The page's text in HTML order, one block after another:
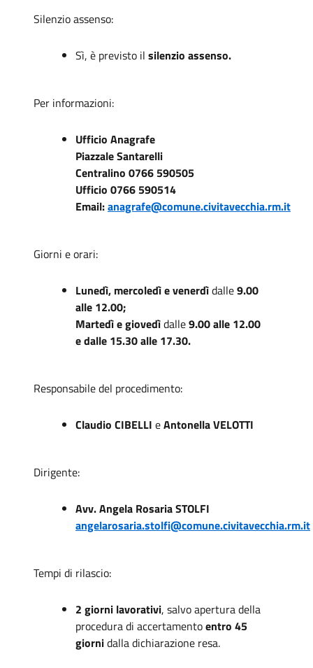
Silenzio assenso:
Sì, è previsto il silenzio assenso.
Per informazioni:
Ufficio Anagrafe
Piazzale Santarelli
Centralino 0766 590505
Ufficio 0766 590514
Email:anagrafe@comune.civitavecchia.rm.it
Giorni e orari:
Lunedì, mercoledì e venerdìdalle9.00
alle 12.00;
Martedì e giovedìdalle9.00 alle 12.00
e dalle 15.30 alle 17.30.
Responsabile del procedimento:
Claudio CIBELLI eAntonella VELOTTI
Dirigente:
Avv. Angela Rosaria STOLFI
angelarosaria.stolfi@comune.civitavecchia.rm.it
Tempi di rilascio:
2 giorni lavorativi, salvo apertura della
procedura di accertamentoentro 45
giornidalla dichiarazione resa.